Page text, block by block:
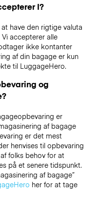
I?
have den rigtige valuta
accepterer alle
ikke kontanter
af din bagage er kun
til LuggageHero.
og
er
af bagage
er det mest
henvises til opbevaring
folks behov for at
på et senere tidspunkt.
af bagage”
her for at tage